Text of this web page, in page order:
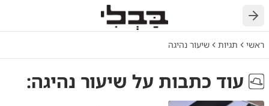
ראשי תגיות שיעור נהיגה
עוד כתבות על שיעור נהיגה: